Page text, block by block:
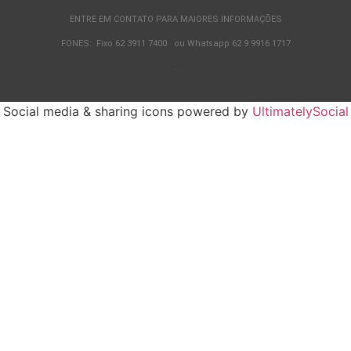
ENTRE EM CONTATO PARA MAIORES INFORMAÇÕES
FONES: Fixo 62 3911 7400 ou Whatsapp 62 9 9916 1717
.
Social media & sharing icons powered by UltimatelySocial